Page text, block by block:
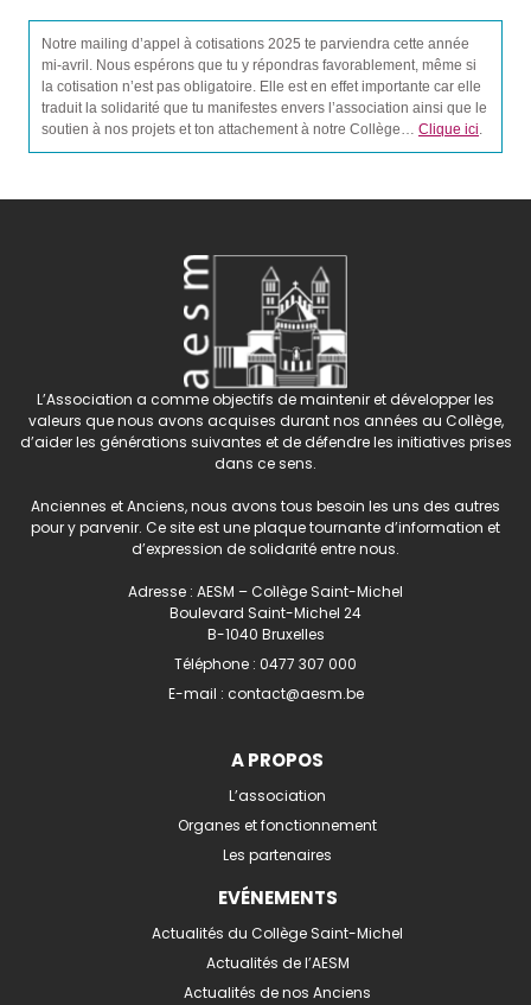
Notre mailing d’appel à cotisations 2025 te parviendra cette année
mi-avril. Nous espérons que tu y répondras favorablement, même si
la cotisation n’est pas obligatoire. Elle est en effet importante car elle
traduit la solidarité que tu manifestes envers l’association ainsi que le
soutien à nos projets et ton attachement à notre Collège… Clique ici
L’Association a comme objectifs de maintenir et développer les
valeurs que nous avons acquises durant nos années au Collège,
d’aider les générations suivantes et de défendre les initiatives prises
dans ce sens.
Anciennes et Anciens, nous avons tous besoin les uns des autres
pour y parvenir. Ce site est une plaque tournante d’information et
d’expression de solidarité entre nous.
Adresse : AESM – Collège Saint-Michel
Boulevard Saint-Michel 24
B-1040 Bruxelles
Téléphone : 0477 307 000
E-mail : contact@aesm.be
A PROPOS
L’association
Organes et fonctionnement
Les partenaires
EVÉNEMENTS
Actualités du Collège Saint-Michel
Actualités de l’AESM
Actualités de nos Anciens